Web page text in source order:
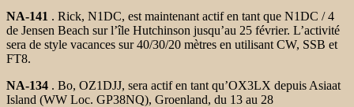
NA-141 . Rick, N1DC, est maintenant actif en tant que N1DC / 4
de Jensen Beach sur l’île Hutchinson jusqu’au 25 février. L’activité
sera de style vacances sur 40/30/20 mètres en utilisant CW, SSB et
FT8.
NA-134 . Bo, OZ1DJJ, sera actif en tant qu’OX3LX depuis Asiaat
Island (WW Loc. GP38NQ), Groenland, du 13 au 28